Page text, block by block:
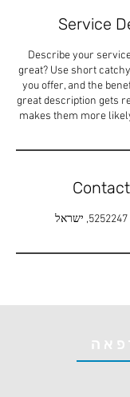
Service
Describe your
great? Use short
you offer, and the
great description gets
makes them more